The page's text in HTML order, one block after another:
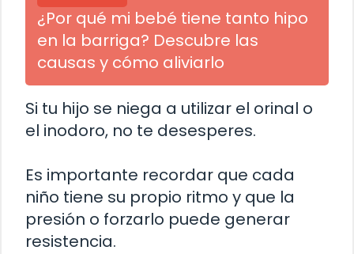
¿Por qué mi bebé tiene tanto hipo
en la barriga? Descubre las
causas y cómo aliviarlo
Si tu hijo se niega a utilizar el orinal o
el inodoro, no te desesperes.
Es importante recordar que cada
niño tiene su propio ritmo y que la
presión o forzarlo puede generar
resistencia.